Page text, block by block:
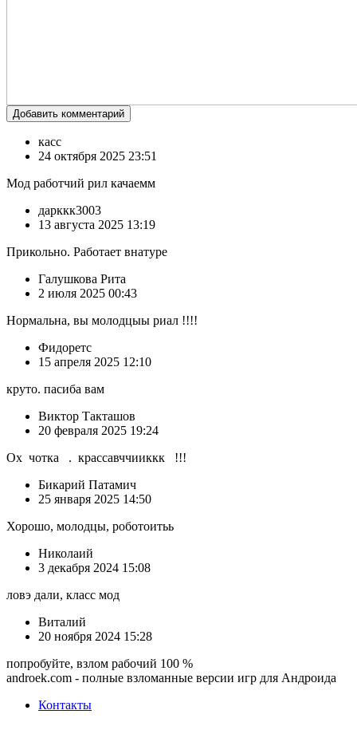
Добавить комментарий
касс
24 октября 2025 23:51
Мод работчий рил качаемм
дарккк3003
13 августа 2025 13:19
Прикольно. Работает внатуре
Галушкова Рита
2 июля 2025 00:43
Нормальна, вы молодцыы риал !!!!
Фидоретс
15 апреля 2025 12:10
круто. пасиба вам
Виктор Такташов
20 февраля 2025 19:24
Ох чотка . крассавччииккк !!!
Бикарий Патамич
25 января 2025 14:50
Хорошо, молодцы, роботоитьь
Николаий
3 декабря 2024 15:08
ловэ дали, класс мод
Виталий
20 ноября 2024 15:28
попробуйте, взлом рабочий 100 %
androek.com - полные взломанные версии игр для Андроида
Контакты